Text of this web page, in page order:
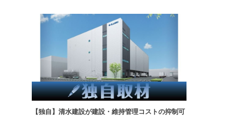
【独自】清水建設が建設・維持管理コストの抑制可